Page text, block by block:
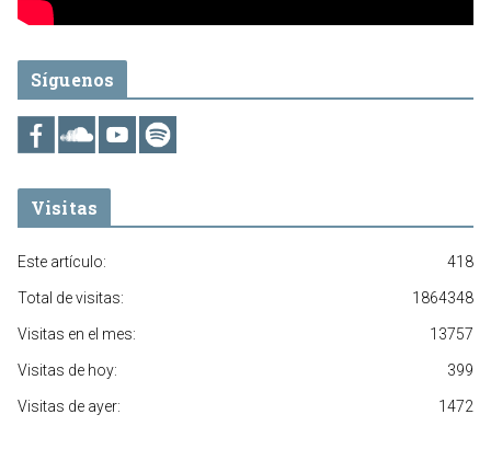
Síguenos
Visitas
418
Este artículo:
1864348
Total de visitas:
13757
Visitas en el mes:
399
Visitas de hoy:
1472
Visitas de ayer: